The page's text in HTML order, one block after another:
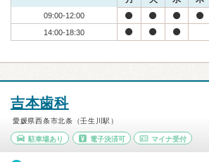
09:00-12:00
14:00-18:30
吉本歯科
愛媛県西条市北条（壬生川駅）
駐車場あり 電子決済可 マイナ受付